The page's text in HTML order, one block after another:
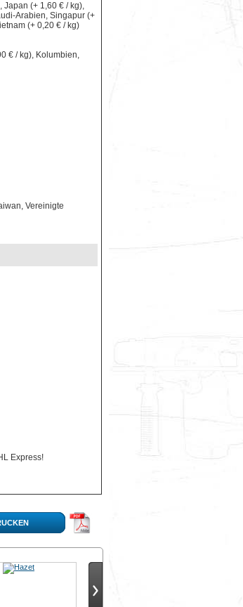
Japan (+ 1,60 € / kg),
Arabien, Singapur (+
(+ 0,20 € / kg)
€ / kg), Kolumbien,
Vereinigte
Express!